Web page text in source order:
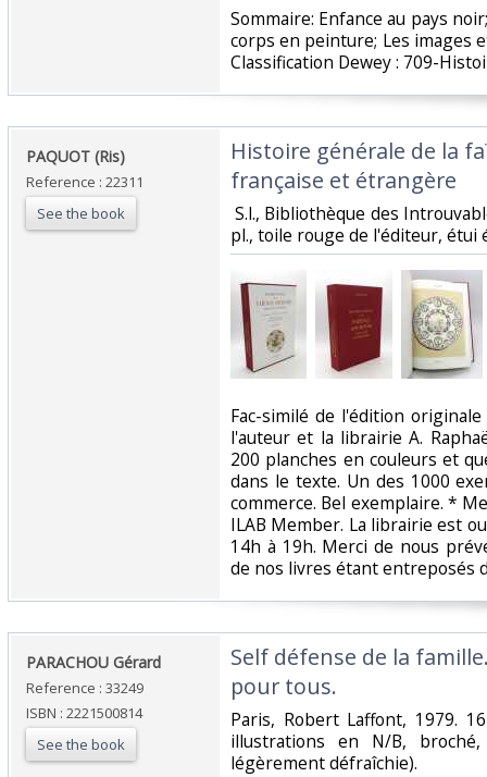
‎Sommaire: Enfance au pays
corps en peinture; Les images
Classification Dewey : 709-
‎PAQUOT (Ris)‎
Reference : 22311
See the book
‎Histoire générale de la
française et étrangère‎
S.l., Bibliothèque des
pl., toile rouge de l'éditeur, étui
‎Fac-similé de l'édition
l'auteur et la librairie A.
200 planches en couleurs et
dans le texte. Un des 1000
commerce. Bel exemplaire. *
ILAB Member. La librairie est
14h à 19h. Merci de nous
de nos livres étant entreposés
‎PARACHOU Gérard‎
Reference : 33249
ISBN : 2221500814
See the book
‎Self défense de la
pour tous.‎
‎Paris, Robert Laffont, 1979.
illustrations en N/B,
légèrement défraîchie).‎